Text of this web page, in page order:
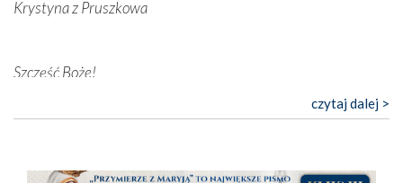
Całe życie marzyłem, by tu przyjechać
Nasza pielgrzymka nie byłaby tak bogata w duchową treść
Oprócz zapewnienia nam możliwości codziennego
pięknych pieśni.
Krystyna z Pruszkowa
Szczęść Boże!
to pismo, które bardzo sobie cenię i szanuję. Redagujecie
nas prowadzi!
czytaj dalej >